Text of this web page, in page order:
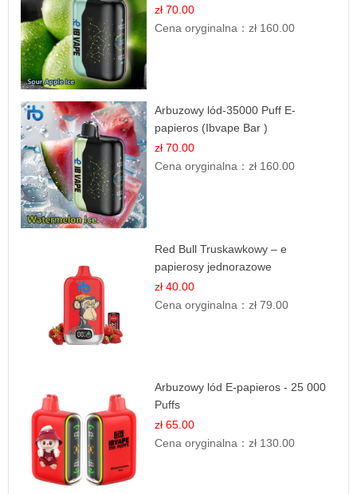
zł 70.00
Cena oryginalna：zł 160.00
Arbuzowy lód-35000 Puff E-
papieros (Ibvape Bar )
zł 70.00
Cena oryginalna：zł 160.00
Red Bull Truskawkowy – e
papierosy jednorazowe
zł 40.00
Cena oryginalna：zł 79.00
Arbuzowy lód E-papieros - 25 000
Puffs
zł 65.00
Cena oryginalna：zł 130.00